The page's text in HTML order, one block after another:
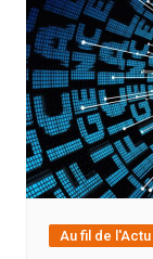
Au fil de l'Actu